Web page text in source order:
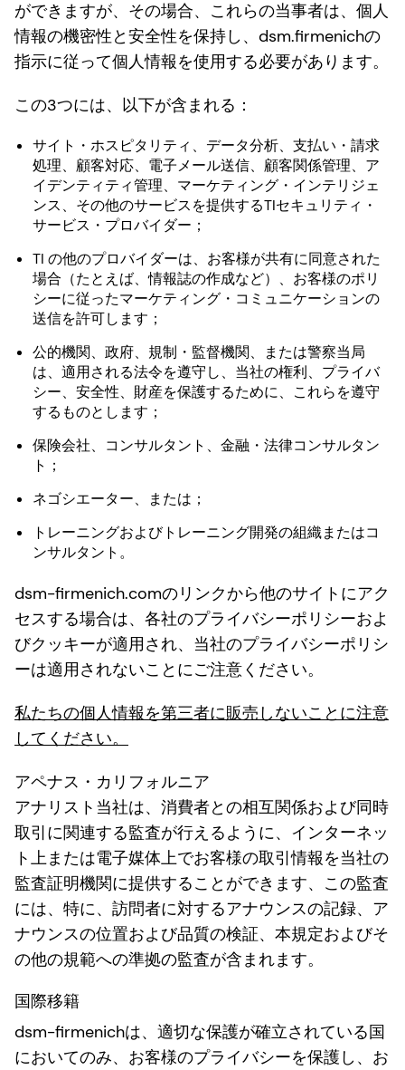
ができますが、その場合、これらの当事者は、個人
情報の機密性と安全性を保持し、dsm.firmenichの
指示に従って個人情報を使用する必要があります。
この3つには、以下が含まれる：
サイト・ホスピタリティ、データ分析、支払い・請求
処理、顧客対応、電子メール送信、顧客関係管理、ア
イデンティティ管理、マーケティング・インテリジェ
ンス、その他のサービスを提供するTIセキュリティ・
サービス・プロバイダー；
TI の他のプロバイダーは、お客様が共有に同意された
場合（たとえば、情報誌の作成など）、お客様のポリ
シーに従ったマーケティング・コミュニケーションの
送信を許可します；
公的機関、政府、規制・監督機関、または警察当局
は、適用される法令を遵守し、当社の権利、プライバ
シー、安全性、財産を保護するために、これらを遵守
するものとします；
保険会社、コンサルタント、金融・法律コンサルタン
ト；
ネゴシエーター、または；
トレーニングおよびトレーニング開発の組織またはコ
ンサルタント。
dsm-firmenich.comのリンクから他のサイトにアク
セスする場合は、各社のプライバシーポリシーおよ
びクッキーが適用され、当社のプライバシーポリシ
ーは適用されないことにご注意ください。
私たちの個人情報を第三者に販売しないことに注意
してください。
アペナス・カリフォルニア
アナリスト当社は、消費者との相互関係および同時
取引に関連する監査が行えるように、インターネッ
ト上または電子媒体上でお客様の取引情報を当社の
監査証明機関に提供することができます、この監査
には、特に、訪問者に対するアナウンスの記録、ア
ナウンスの位置および品質の検証、本規定およびそ
の他の規範への準拠の監査が含まれます。
国際移籍
dsm-firmenichは、適切な保護が確立されている国
においてのみ、お客様のプライバシーを保護し、お